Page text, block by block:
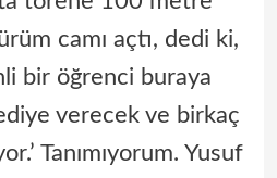
camı açtı, dedi ki,
bir öğrenci buraya
verecek ve birkaç
Tanımıyorum. Yusuf